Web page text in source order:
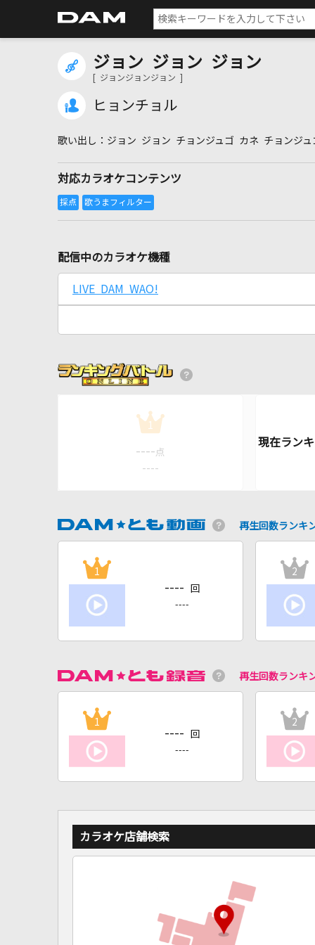
ジョン ジョン ジョン
[ ジョンジョンジョン ]
ヒョンチョル
ジョン ジョン チョンジュゴ カネ チョンジ
対応カラオケコンテンツ
配信中のカラオケ機種
LIVE DAM WAO!
1
---- 点
----
再生回数ランキ
1
---- 回
----
2
再生回数ランキ
1
---- 回
----
2
カラオケ店舗検索